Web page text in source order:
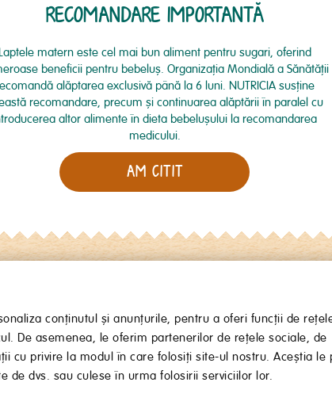
conținutul și anunțurile, pentru a oferi funcții de
De asemenea, le oferim partenerilor de rețele sociale, de
cu privire la modul în care folosiți site-ul nostru. Aceștia le
de dvs. sau culese în urma folosirii serviciilor lor.
Ne pare rău, dar nu am găsit
pagina pe care o cauți!
ÎNTOARCE-TE
și condiții Politica de confidențialitate Politica de cookies
Contact
Formular cookies
RECOMANDARE IMPORTANTĂ
matern este cel mai bun aliment pentru sugari, oferind
beneficii pentru bebeluş. Organizaţia Mondială a Sănătăţii
alăptarea exclusivă până la 6 luni. NUTRICIA susţine
recomandare, precum şi continuarea alăptării în paralel cu
altor alimente în dieta bebeluşului la recomandarea
medicului.
AM CITIT